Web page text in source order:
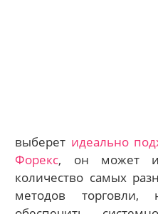
выберет идеально
Форекс, он может
количество самых
методов